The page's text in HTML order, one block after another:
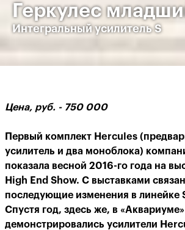
Геркулес
Интегральный усилитель S
Цена, руб. - 750 000
Первый комплект Hercules
усилитель и два моноблока)
показала весной 2016-го года на
High End Show. С выставками
последующие изменения в линейке
Спустя год, здесь же, в «Аквариуме»
демонстрировались усилители